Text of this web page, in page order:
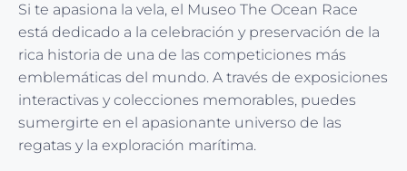
Si te apasiona la vela, el Museo The Ocean Race
está dedicado a la celebración y preservación de la
rica historia de una de las competiciones más
emblemáticas del mundo. A través de exposiciones
interactivas y colecciones memorables, puedes
sumergirte en el apasionante universo de las
regatas y la exploración marítima.